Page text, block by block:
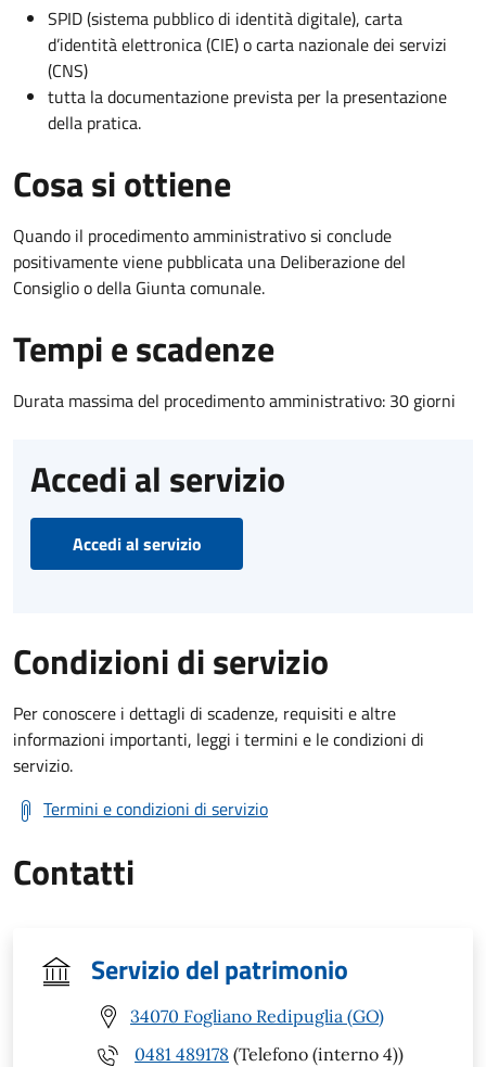
SPID (sistema pubblico di identità digitale), carta
d’identità elettronica (CIE) o carta nazionale dei servizi
(CNS)
tutta la documentazione prevista per la presentazione
della pratica.
Cosa si ottiene
Quando il procedimento amministrativo si conclude
positivamente viene pubblicata una Deliberazione del
Consiglio o della Giunta comunale.
Tempi e scadenze
Durata massima del procedimento amministrativo: 30 giorni
Accedi al servizio
Accedi al servizio
Condizioni di servizio
Per conoscere i dettagli di scadenze, requisiti e altre
informazioni importanti, leggi i termini e le condizioni di
servizio.
Termini e condizioni di servizio
Contatti
Servizio del patrimonio
34070 Fogliano Redipuglia (GO)
0481 489178 (Telefono (interno 4))